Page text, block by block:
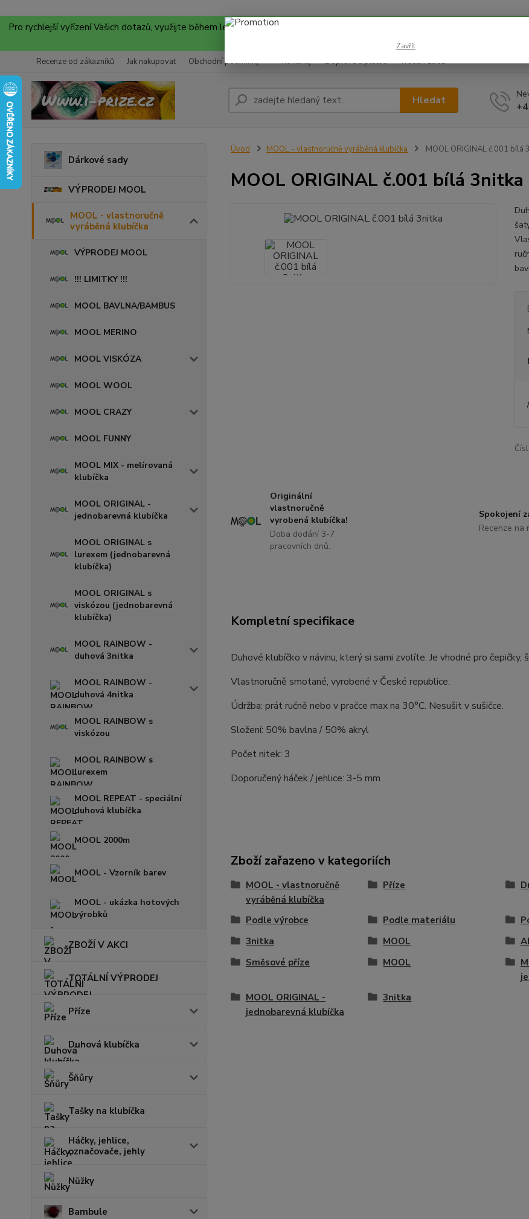
Pro rychlejší vyřízení Vašich dotazů, využijte během letních prázdnin náš email info@i-prize.cz. Děkujeme. !!! POZOR ZMĚNA !!!
Recenze od zákazníků Jak nakupovat Obchodní podmínky Kontakty Doprava a platba Vrácení zboží
Hledat
Dárkové sady
VÝPRODEJ MOOL
MOOL - vlastnoručně
vyráběná klubíčka
VÝPRODEJ MOOL
!!! LIMITKY !!!
MOOL BAVLNA/BAMBUS
MOOL MERINO
MOOL VISKÓZA
MOOL WOOL
MOOL CRAZY
MOOL FUNNY
MOOL MIX - melírovaná
klubíčka
MOOL ORIGINAL -
jednobarevná klubíčka
MOOL ORIGINAL s
lurexem (jednobarevná
klubíčka)
MOOL ORIGINAL s
viskózou (jednobarevná
klubíčka)
MOOL RAINBOW -
duhová 3nitka
MOOL RAINBOW -
duhová 4nitka
MOOL RAINBOW s
viskózou
MOOL RAINBOW s
lurexem
MOOL REPEAT - speciální
duhová klubíčka
MOOL 2000m
MOOL - Vzorník barev
MOOL - ukázka hotových
výrobků
ZBOŽÍ V AKCI
TOTÁLNÍ VÝPRODEJ
Příze
Duhová klubíčka
Šňůry
Tašky na klubíčka
Háčky, jehlice,
označovače, jehly
Nůžky
Bambule
Úvod MOOL - vlastnoručně vyráběná klubíčka MOOL ORIGINAL č.001 bílá
MOOL ORIGINAL č.001 bílá 3nitka
/
Originální
vlastnoručně
vyrobená klubíčka!
Doba dodání 3-7
pracovních dnů.
Spokojení
Recenze na
Kompletní specifikace
Duhové klubíčko v návinu, který si sami zvolíte. Je vhodné pro
Vlastnoručně smotané, vyrobené v České republice.
Údržba: prát ručně nebo v pračce max na 30°C. Nesušit v sušičce.
Složení: 50% bavlna / 50% akryl
Počet nitek: 3
Doporučený háček / jehlice: 3-5 mm
Zboží zařazeno v kategoriích
MOOL - vlastnoručně
vyráběná klubíčka
Příze
Podle výrobce
Podle materiálu
3nitka
MOOL
Směsové příze
MOOL
MOOL ORIGINAL -
jednobarevná klubíčka
3nitka
Zavřít